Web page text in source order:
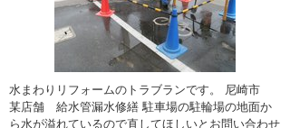
水まわりリフォームのトラブランです。 尼崎市
某店舗 給水管漏水修繕 駐車場の駐輪場の地面か
ら水が溢れているので直してほしいとお問い合わせ